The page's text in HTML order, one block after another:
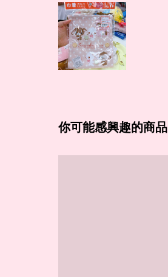
你可能感興趣的商品